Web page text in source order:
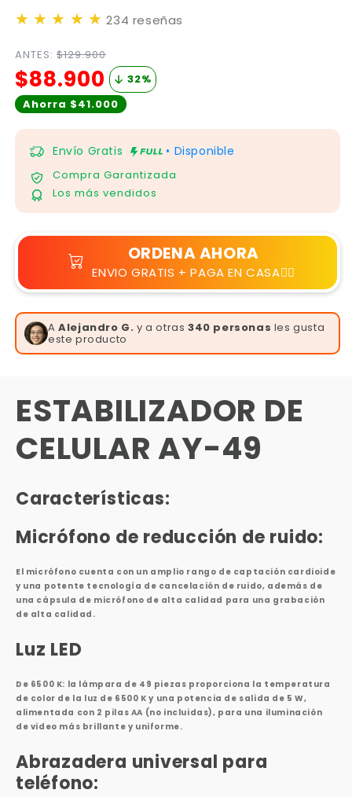
★ ★ ★ ★ ★ 234 reseñas
ANTES: $129.900
$88.900 32%
Ahorra $41.000
Envío Gratis • Disponible
Compra Garantizada
Los más vendidos
ORDENA AHORA
ENVIO GRATIS + PAGA EN CASA👆🏻
A Lucía L.y a otras340 personasles gusta este
producto
ESTABILIZADOR DE
CELULAR AY-49
Características:
Micrófono de reducción de ruido:
El micrófono cuenta con un amplio rango de captación cardioide
y una potente tecnología de cancelación de ruido, además de
una cápsula de micrófono de alta calidad para una grabación
de alta calidad.
Luz LED
De 6500 K: la lámpara de 49 piezas proporciona la temperatura
de color de la luz de 6500 K y una potencia de salida de 5 W,
alimentada con 2 pilas AA (no incluidas), para una iluminación
de video más brillante y uniforme.
Abrazadera universal para
teléfono: